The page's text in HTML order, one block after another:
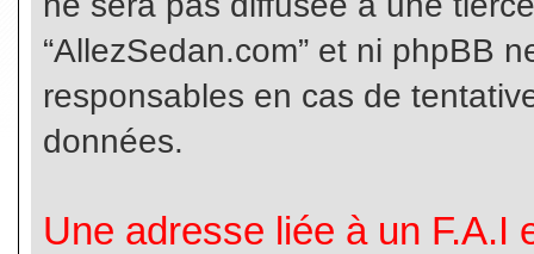
“AllezSedan.com” et ni phpBB
responsables en cas de
données.
Une adresse liée à un F.A.I